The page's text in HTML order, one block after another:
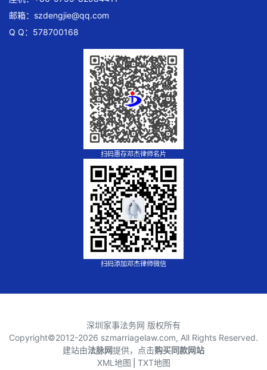
邮箱： szdengjie@qq.com
Q Q：578700168
扫码惠存邓杰律师名片
扫码添加邓杰律师微信
深圳家事法务网 版权所有
Copyright©2012-2026 szmarriagelaw.com, All Rights Reserved.
建站由法脉网提供，点击购买同款网站
XML地图 TXT地图